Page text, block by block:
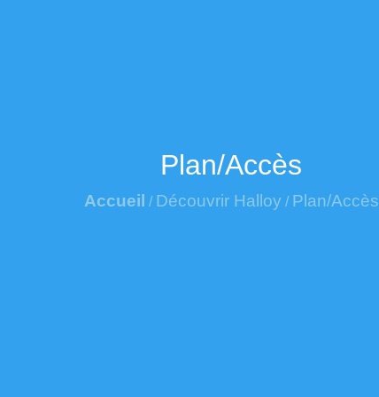
Plan/Accès
Accueil / Découvrir Halloy/ Plan/Accès